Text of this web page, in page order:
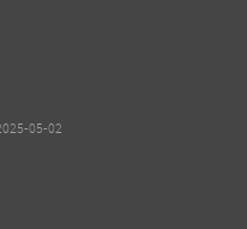
05-02